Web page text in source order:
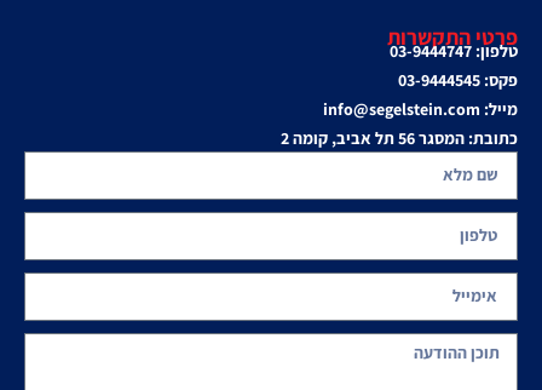
פרטי התקשרות
טלפון: 03-9444747
פקס: 03-9444545
מייל: info@segelstein.com
כתובת: המסגר 56 תל אביב, קומה 2